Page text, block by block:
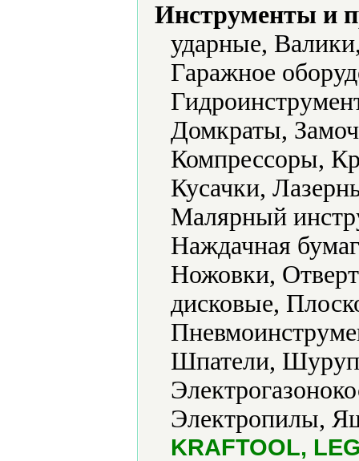
Инструменты и
ударные,
Гаражное
Домкраты,
Компрессоры,
Кусачки,
Малярный
Наждачная
Ножовки,
дисковые,
Шпатели,
Электропилы,
KRAFTOOL,